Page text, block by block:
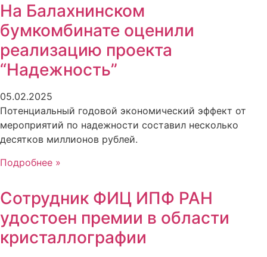
На Балахнинском
бумкомбинате оценили
реализацию проекта
“Надежность”
05.02.2025
Потенциальный годовой экономический эффект от
мероприятий по надежности составил несколько
десятков миллионов рублей.
Подробнее »
Сотрудник ФИЦ ИПФ РАН
удостоен премии в области
кристаллографии